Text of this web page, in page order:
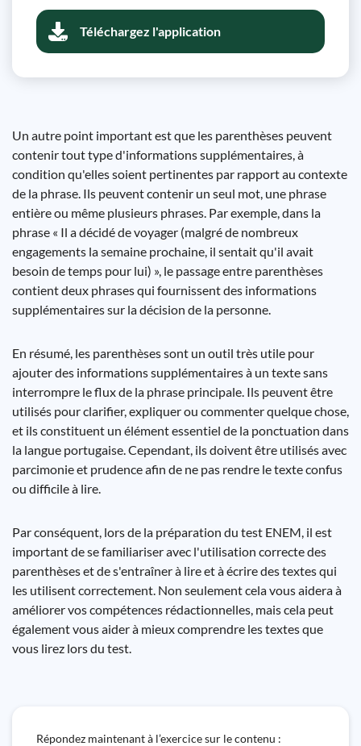
Téléchargez l'application
Un autre point important est que les parenthèses peuvent
contenir tout type d'informations supplémentaires, à
condition qu'elles soient pertinentes par rapport au contexte
de la phrase. Ils peuvent contenir un seul mot, une phrase
entière ou même plusieurs phrases. Par exemple, dans la
phrase « Il a décidé de voyager (malgré de nombreux
engagements la semaine prochaine, il sentait qu'il avait
besoin de temps pour lui) », le passage entre parenthèses
contient deux phrases qui fournissent des informations
supplémentaires sur la décision de la personne.
En résumé, les parenthèses sont un outil très utile pour
ajouter des informations supplémentaires à un texte sans
interrompre le flux de la phrase principale. Ils peuvent être
utilisés pour clarifier, expliquer ou commenter quelque chose,
et ils constituent un élément essentiel de la ponctuation dans
la langue portugaise. Cependant, ils doivent être utilisés avec
parcimonie et prudence afin de ne pas rendre le texte confus
ou difficile à lire.
Par conséquent, lors de la préparation du test ENEM, il est
important de se familiariser avec l'utilisation correcte des
parenthèses et de s'entraîner à lire et à écrire des textes qui
les utilisent correctement. Non seulement cela vous aidera à
améliorer vos compétences rédactionnelles, mais cela peut
également vous aider à mieux comprendre les textes que
vous lirez lors du test.
Répondez maintenant à l’exercice sur le contenu :